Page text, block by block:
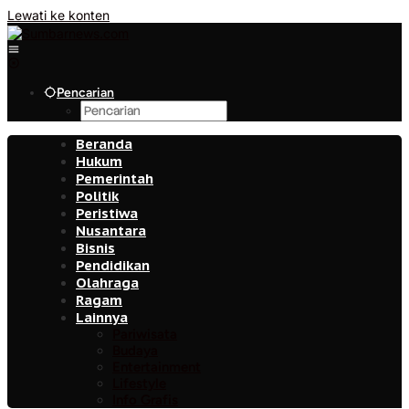
Lewati ke konten
Pencarian
Beranda
Hukum
Pemerintah
Politik
Peristiwa
Nusantara
Bisnis
Pendidikan
Olahraga
Ragam
Lainnya